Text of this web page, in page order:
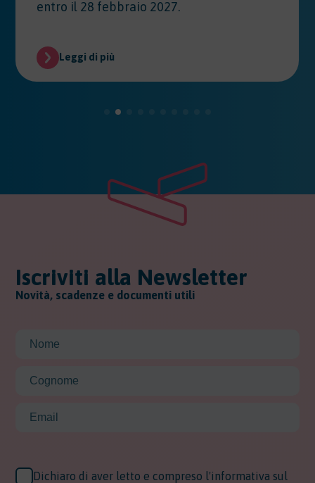
entro il 28 febbraio 2027.
Leggi di più
Iscriviti alla Newsletter
Novità, scadenze e documenti utili
Dichiaro di aver letto e compreso l'informativa sul